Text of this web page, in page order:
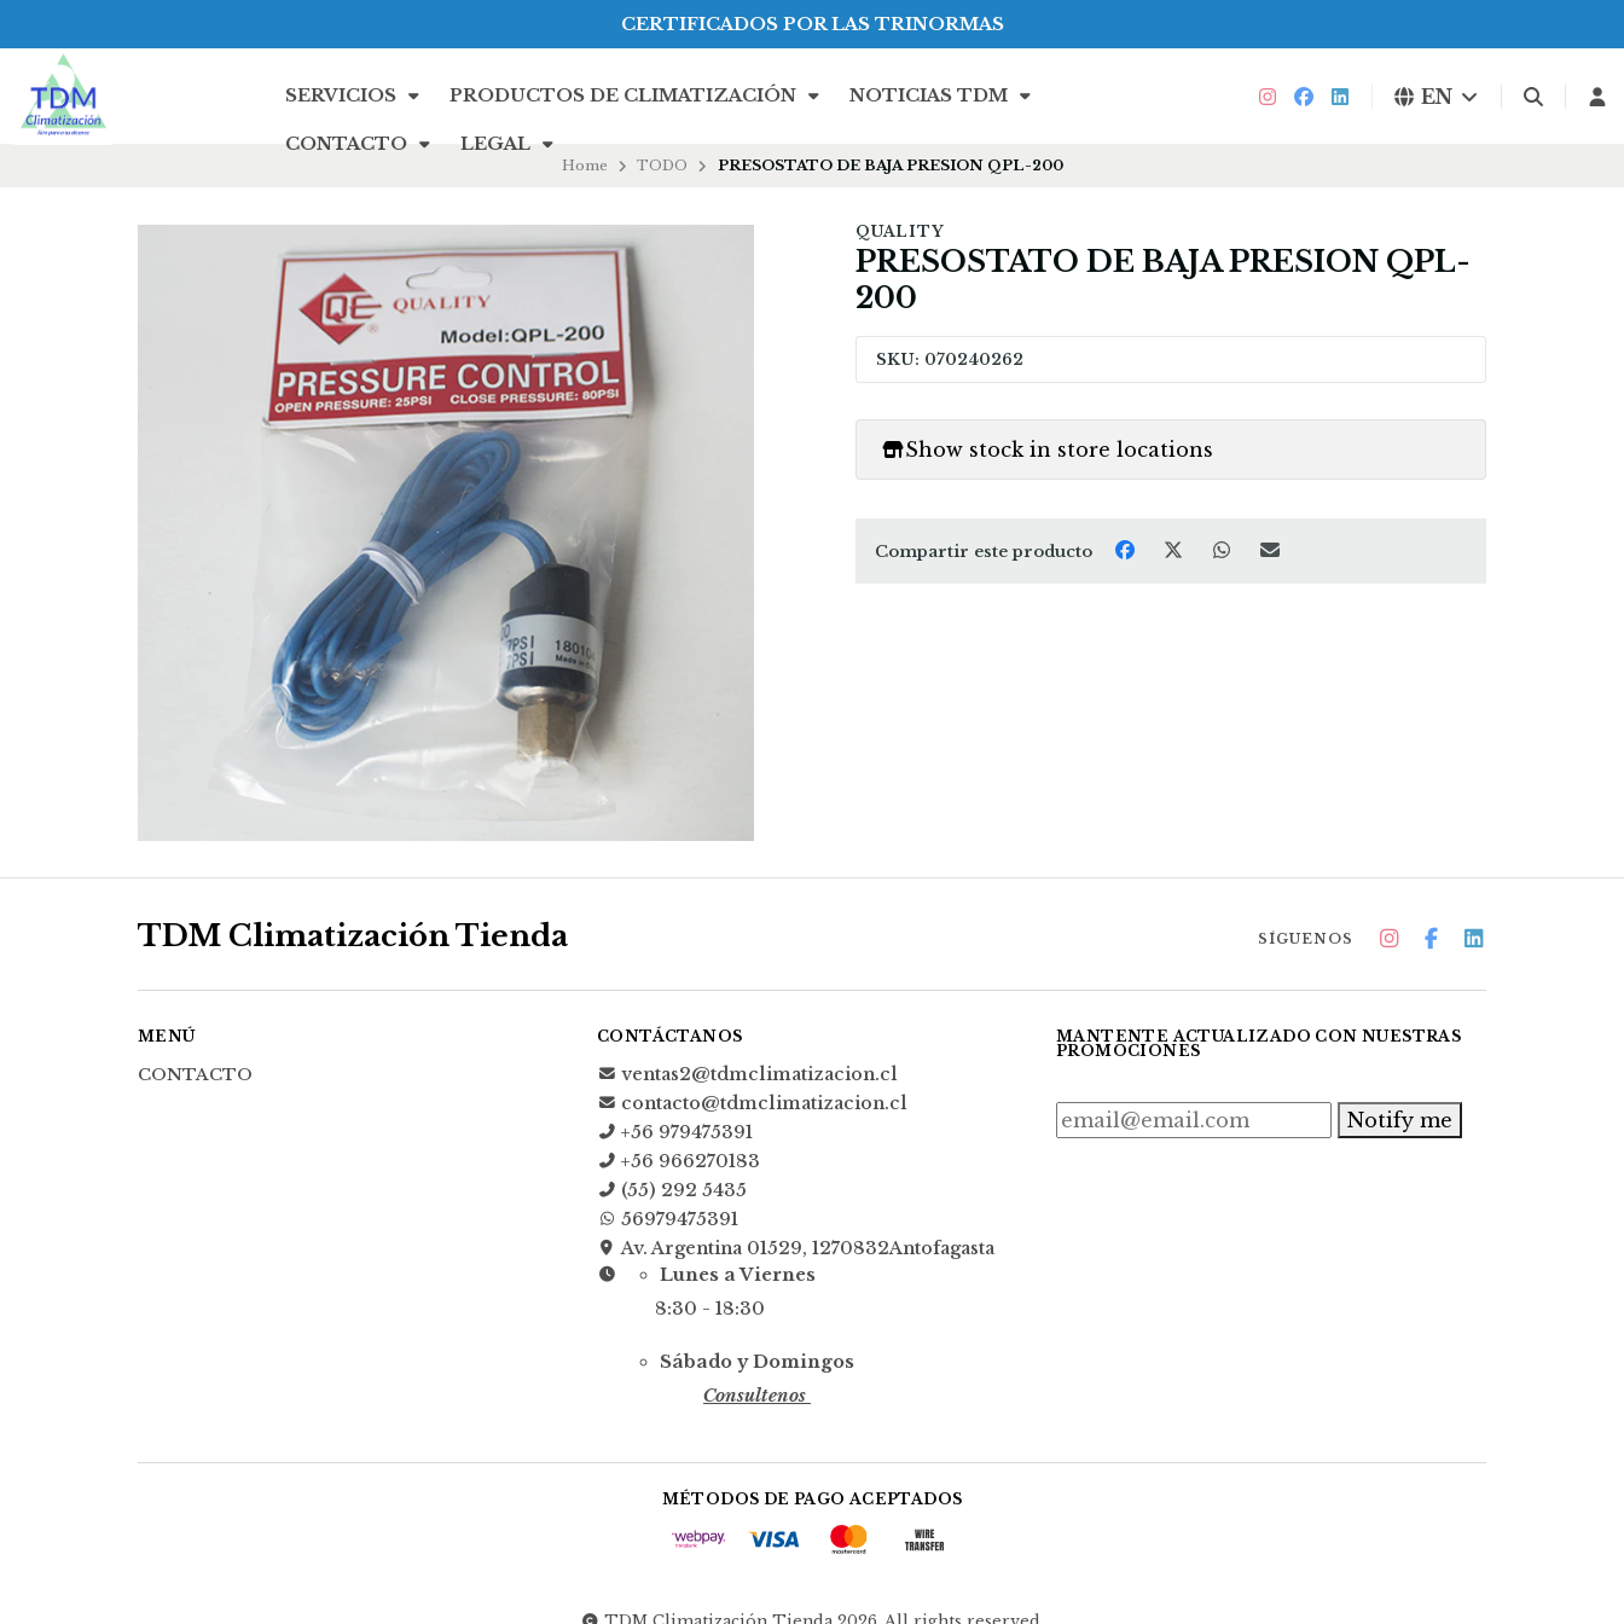
SERVICIOS PRODUCTOS DE CLIMATIZACIÓN NOTICIAS TDM
CONTACTO LEGAL
EN
CERTIFICADOS POR LAS TRINORMAS
Home TODO PRESOSTATO DE BAJA PRESION QPL-200
QUALITY
PRESOSTATO DE BAJA PRESION QPL-
200
SKU: 070240262
Show stock in store locations
Compartir este producto
TDM Climatización Tienda SÍGUENOS
MENÚ
CONTACTO
CONTÁCTANOS
ventas2@tdmclimatizacion.cl
contacto@tdmclimatizacion.cl
+56 979475391
+56 966270183
(55) 292 5435
56979475391
Av. Argentina 01529, 1270832Antofagasta
Lunes a Viernes
8:30 - 18:30
Sábado y Domingos
Consultenos
MANTENTE ACTUALIZADO CON NUESTRAS
PROMOCIONES
Notify me
MÉTODOS DE PAGO ACEPTADOS